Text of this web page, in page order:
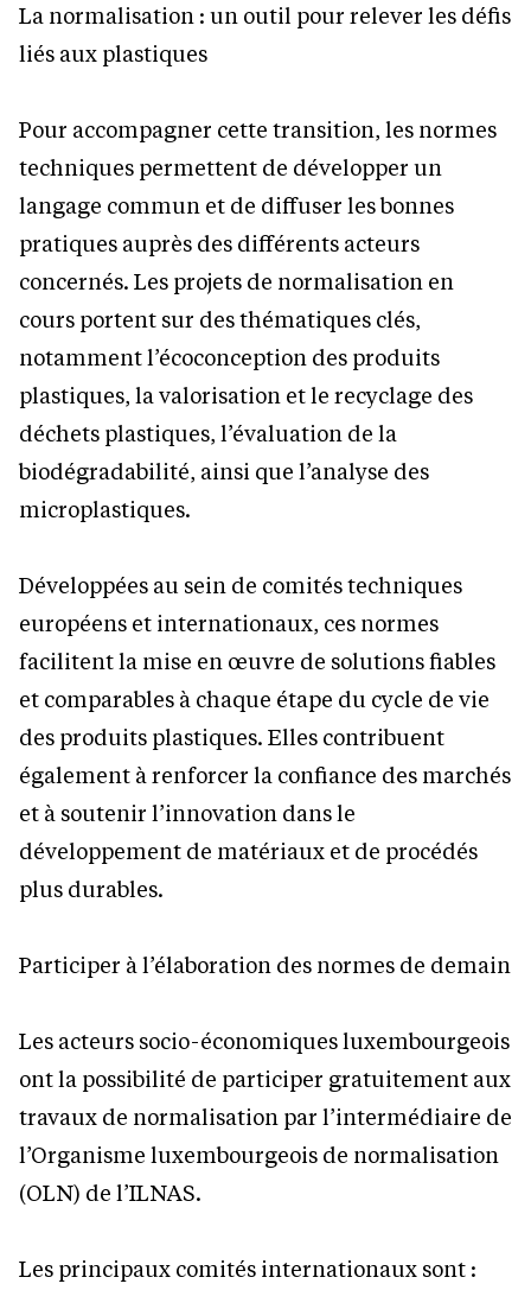
La normalisation : un outil pour relever les défis
liés aux plastiques
Pour accompagner cette transition, les normes
techniques permettent de développer un
langage commun et de diffuser les bonnes
pratiques auprès des différents acteurs
concernés. Les projets de normalisation en
cours portent sur des thématiques clés,
notamment l’écoconception des produits
plastiques, la valorisation et le recyclage des
déchets plastiques, l’évaluation de la
biodégradabilité, ainsi que l’analyse des
microplastiques.
Développées au sein de comités techniques
européens et internationaux, ces normes
facilitent la mise en œuvre de solutions fiables
et comparables à chaque étape du cycle de vie
des produits plastiques. Elles contribuent
également à renforcer la confiance des marchés
et à soutenir l’innovation dans le
développement de matériaux et de procédés
plus durables.
Participer à l’élaboration des normes de demain
Les acteurs socio-économiques luxembourgeois
ont la possibilité de participer gratuitement aux
travaux de normalisation par l’intermédiaire de
l’Organisme luxembourgeois de normalisation
(OLN) de l’ILNAS.
Les principaux comités internationaux sont :